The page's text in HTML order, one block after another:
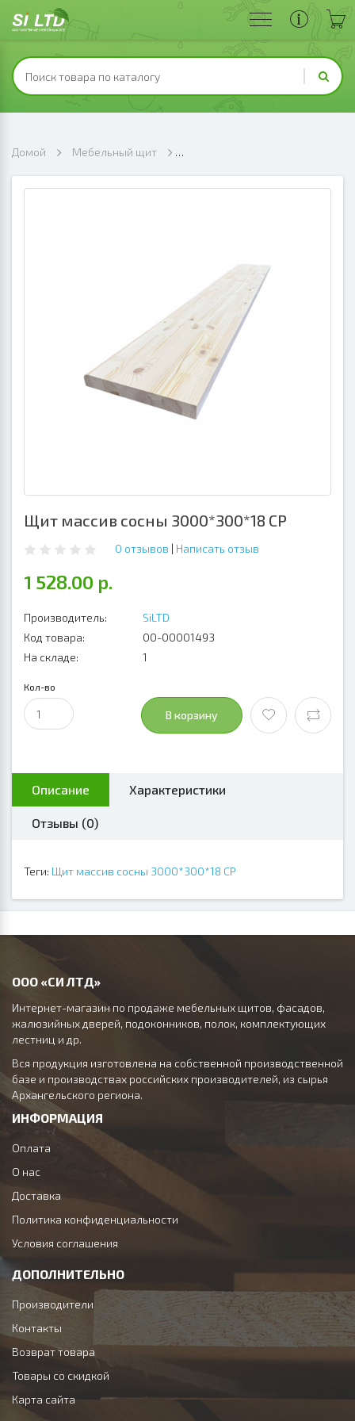
Домой Мебельный щит
Щит массив сосны 3000*300*18 СР
0 отзывов | Написать отзыв
1 528.00 р.
Производитель:
SiLTD
Код товара:
00-00001493
На складе:
1
Кол-во
В корзину
Описание Характеристики
Отзывы (0)
Теги: Щит массив сосны 3000*300*18 СР
ООО «СИ ЛТД»
Интернет-магазин по продаже мебельных щитов, фасадов,
жалюзийных дверей, подоконников, полок, комплектующих
лестниц и др.
Вся продукция изготовлена на собственной производственной
базе и производствах российских производителей, из сырья
Архангельского региона.
ИНФОРМАЦИЯ
Оплата
О нас
Доставка
Политика конфиденциальности
Условия соглашения
ДОПОЛНИТЕЛЬНО
Производители
Контакты
Возврат товара
Товары со скидкой
Карта сайта